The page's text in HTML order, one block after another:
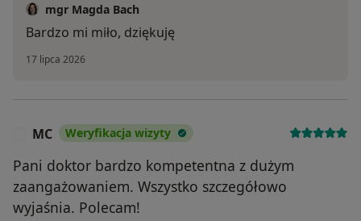
mgr Magda Bach
Bardzo mi miło, dziękuję
17 lipca 2026
MC Weryfikacja wizyty
Pani doktor bardzo kompetentna z dużym
zaangażowaniem. Wszystko szczegółowo
wyjaśnia. Polecam!